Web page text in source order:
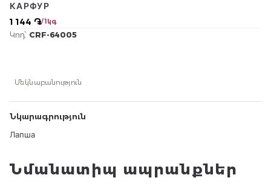
1 144 ֏/ 1կգ
КАРФУР
Կոդ՝ CRF-64005
Մեկնաբանություն
Նկարագրություն
Лапша
Նմանատիպ ապրանքներ